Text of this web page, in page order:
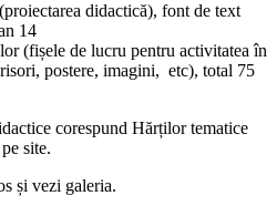
didactică), font de text
14
(fișele de lucru pentru activitatea în
postere, imagini, etc), total 75
corespund Hărților tematice
site.
și vezi galeria.